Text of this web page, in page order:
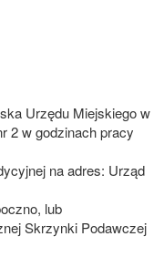
Urzędu Miejskiego w
2 w godzinach pracy
na adres: Urząd
lub
Skrzynki Podawczej